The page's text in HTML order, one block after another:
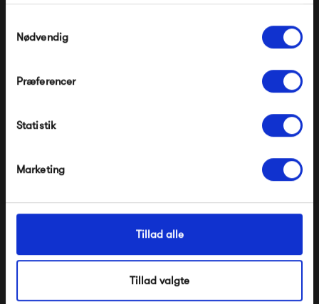
Nødvendig
Præferencer
Statistik
Marketing
Tillad alle
Tillad valgte
Montana Free 312000 Montana Free 222100
10 485,00 kr
Montana Free 222000 Montana Free 220000
Gælder ikke på produkter fra Fermob, File Under
*Ved at tilmelde dig accepterer du at modtage e-